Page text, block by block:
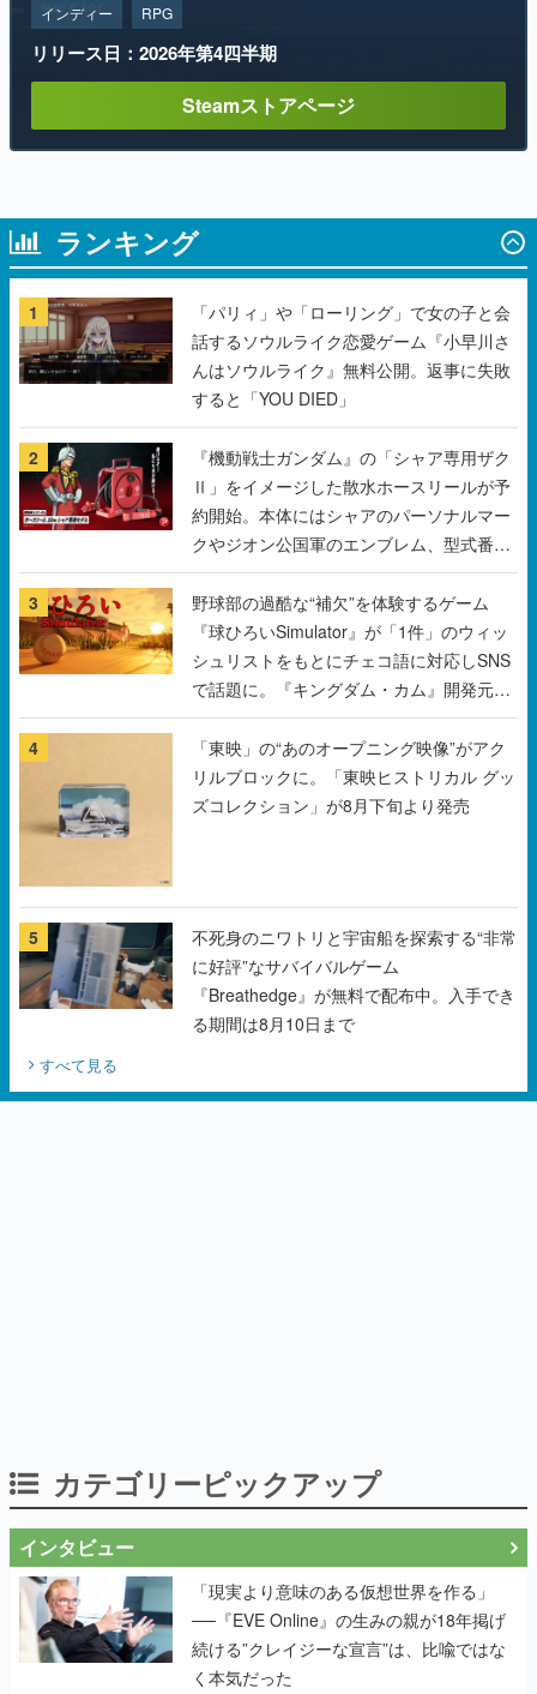
ランキング
1
「パリィ」や「ローリング」で女の子と会
話するソウルライク恋愛ゲーム『小早川さ
んはソウルライク』無料公開。返事に失敗
すると「YOU DIED」
2
『機動戦士ガンダム』の「シャア専用ザク
Ⅱ」をイメージした散水ホースリールが予
約開始。本体にはシャアのパーソナルマー
クやジオン公国軍のエンブレム、型式番号
などを配置
3
野球部の過酷な“補欠”を体験するゲーム
『球ひろいSimulator』が「1件」のウィッ
シュリストをもとにチェコ語に対応しSNS
で話題に。『キングダム・カム』開発元や
チェコのプロ野球選手から称賛の声
4
「東映」の“あのオープニング映像”がアク
リルブロックに。「東映ヒストリカル グッ
ズコレクション」が8月下旬より発売
『Breathedge』が無料で配布中。入手でき
る期間は8月10日まで
すべて見る
「現実より意味のある仮想世界を作る」
──『EVE Online』の生みの親が18年掲げ
く本気だった
作り込みのすさまじさにコラボ先も驚嘆
──『Wizardry Variants Daphne』